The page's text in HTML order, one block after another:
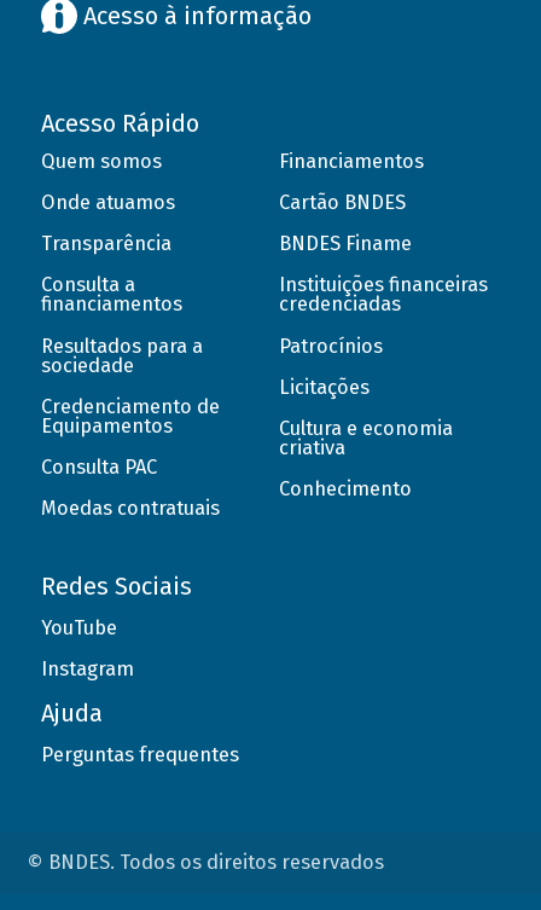
Acesso à informação
Acesso Rápido
Quem somos
Onde atuamos
Transparência
Consulta a
financiamentos
Resultados para a
sociedade
Credenciamento de
Equipamentos
Consulta PAC
Moedas contratuais
Financiamentos
Cartão BNDES
BNDES Finame
Instituições financeiras
credenciadas
Patrocínios
Licitações
Cultura e economia
criativa
Conhecimento
Redes Sociais
YouTube
Instagram
Ajuda
Perguntas frequentes
© BNDES. Todos os direitos reservados